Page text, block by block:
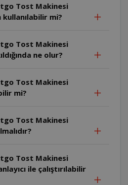
Tost Makinesi
mi?
Tost Makinesi
ne olur?
Tost Makinesi
mi?
Tost Makinesi
Tost Makinesi
ile çalıştırılabilir